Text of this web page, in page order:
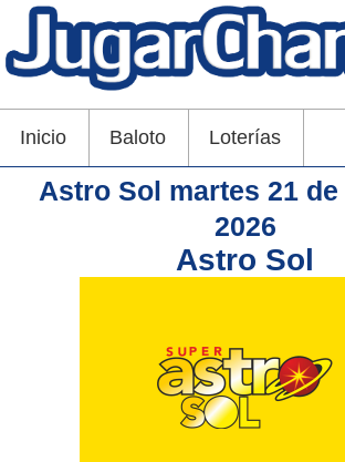
Inicio Baloto Loterías
Astro Sol martes 21
2026
Astro Sol